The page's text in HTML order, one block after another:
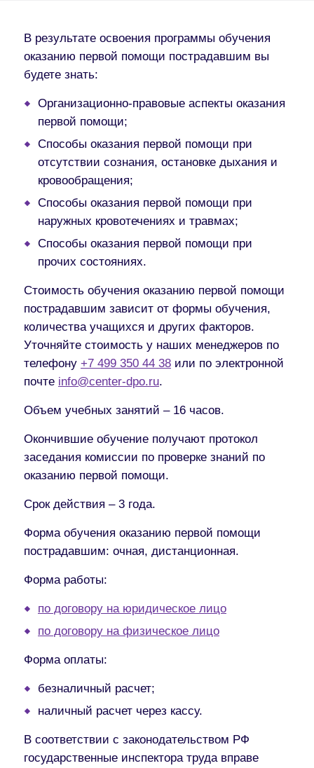
В результате освоения программы обучения
оказанию первой помощи пострадавшим вы
будете знать:
Организационно-правовые аспекты оказания
первой помощи;
Способы оказания первой помощи при
отсутствии сознания, остановке дыхания и
кровообращения;
Способы оказания первой помощи при
наружных кровотечениях и травмах;
Способы оказания первой помощи при
прочих состояниях.
Стоимость обучения оказанию первой помощи
пострадавшим зависит от формы обучения,
количества учащихся и других факторов.
Уточняйте стоимость у наших менеджеров по
телефону +7 499 350 44 38 или по электронной
почте info@center-dpo.ru.
Объем учебных занятий – 16 часов.
Окончившие обучение получают протокол
заседания комиссии по проверке знаний по
оказанию первой помощи.
Срок действия – 3 года.
Форма обучения оказанию первой помощи
пострадавшим: очная, дистанционная.
Форма работы:
по договору на юридическое лицо
по договору на физическое лицо
Форма оплаты:
безналичный расчет;
наличный расчет через кассу.
В соответствии с законодательством РФ
государственные инспектора труда вправе